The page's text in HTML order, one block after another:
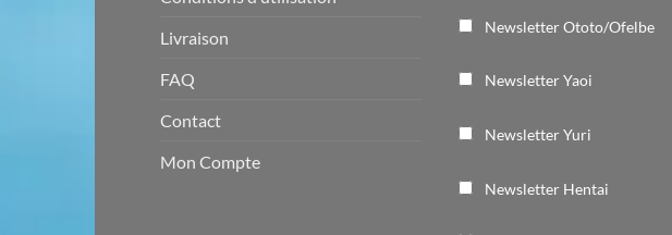
Livraison
FAQ
Contact
Mon Compte
Newsletter Ototo/Ofelbe
Newsletter Yaoi
Newsletter Yuri
Newsletter Hentai